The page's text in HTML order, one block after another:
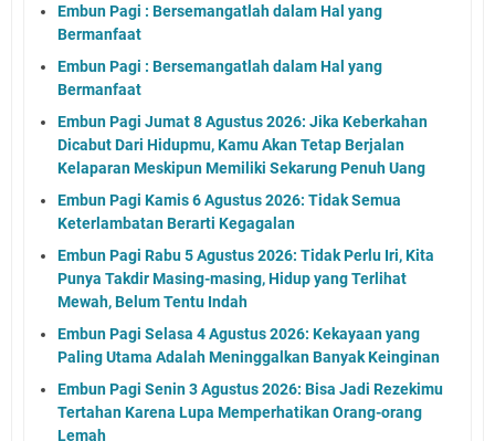
Embun Pagi : Bersemangatlah dalam Hal yang
Bermanfaat
Embun Pagi : Bersemangatlah dalam Hal yang
Bermanfaat
Embun Pagi Jumat 8 Agustus 2026: Jika Keberkahan
Dicabut Dari Hidupmu, Kamu Akan Tetap Berjalan
Kelaparan Meskipun Memiliki Sekarung Penuh Uang
Embun Pagi Kamis 6 Agustus 2026: Tidak Semua
Keterlambatan Berarti Kegagalan
Embun Pagi Rabu 5 Agustus 2026: Tidak Perlu Iri, Kita
Punya Takdir Masing-masing, Hidup yang Terlihat
Mewah, Belum Tentu Indah
Embun Pagi Selasa 4 Agustus 2026: Kekayaan yang
Paling Utama Adalah Meninggalkan Banyak Keinginan
Embun Pagi Senin 3 Agustus 2026: Bisa Jadi Rezekimu
Tertahan Karena Lupa Memperhatikan Orang-orang
Lemah